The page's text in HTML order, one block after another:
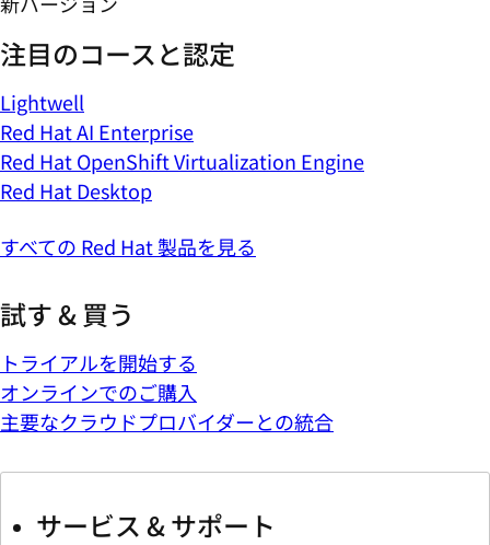
注目のコースと認定
Lightwell
Red Hat AI Enterprise
Red Hat OpenShift Virtualization Engine
Red Hat Desktop
すべての Red Hat 製品を見る
試す & 買う
トライアルを開始する
オンラインでのご購入
主要なクラウドプロバイダーとの統合
サービス & サポート